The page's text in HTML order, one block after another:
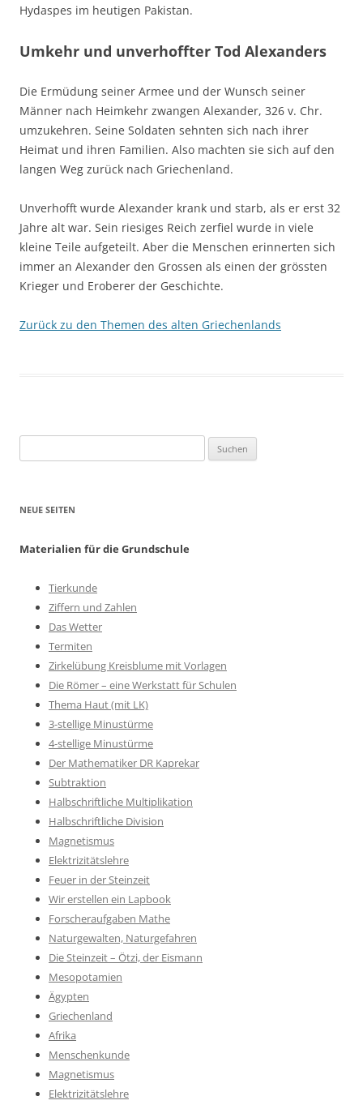
Hydaspes im heutigen Pakistan.
Umkehr und unverhoffter Tod Alexanders
Die Ermüdung seiner Armee und der Wunsch seiner
Männer nach Heimkehr zwangen Alexander, 326 v. Chr.
umzukehren. Seine Soldaten sehnten sich nach ihrer
Heimat und ihren Familien. Also machten sie sich auf den
langen Weg zurück nach Griechenland.
Unverhofft wurde Alexander krank und starb, als er erst 32
Jahre alt war. Sein riesiges Reich zerfiel wurde in viele
kleine Teile aufgeteilt. Aber die Menschen erinnerten sich
immer an Alexander den Grossen als einen der grössten
Krieger und Eroberer der Geschichte.
Zurück zu den Themen des alten Griechenlands
nach:
NEUE SEITEN
Materialien für die Grundschule
Tierkunde
Ziffern und Zahlen
Das Wetter
Termiten
Zirkelübung Kreisblume mit Vorlagen
Die Römer – eine Werkstatt für Schulen
Thema Haut (mit LK)
3-stellige Minustürme
4-stellige Minustürme
Der Mathematiker DR Kaprekar
Subtraktion
Halbschriftliche Multiplikation
Halbschriftliche Division
Magnetismus
Elektrizitätslehre
Feuer in der Steinzeit
Wir erstellen ein Lapbook
Forscheraufgaben Mathe
Naturgewalten, Naturgefahren
Die Steinzeit – Ötzi, der Eismann
Mesopotamien
Ägypten
Griechenland
Afrika
Menschenkunde
Magnetismus
Elektrizitätslehre